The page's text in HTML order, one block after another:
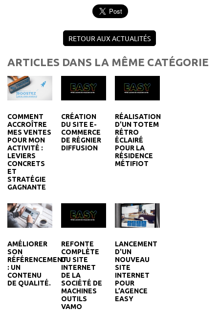
RETOUR AUX ACTUALITÉS
ARTICLES DANS LA MÊME CATÉGORIE
COMMENT
ACCROÎTRE
MES VENTES
POUR MON
ACTIVITÉ :
LEVIERS
CONCRETS
ET
STRATÉGIE
GAGNANTE
CRÉATION
DU SITE E-
COMMERCE
DE RÉGNIER
DIFFUSION
RÉALISATION
D'UN TOTEM
RÉTRO
ÉCLAIRÉ
POUR LA
RÉSIDENCE
MÉTIFIOT
AMÉLIORER
SON
RÉFÉRENCEMENT
: UN
CONTENU
DE QUALITÉ.
REFONTE
COMPLÈTE
DU SITE
INTERNET
DE LA
SOCIÉTÉ DE
MACHINES
OUTILS
VAMO
LANCEMENT
D'UN
NOUVEAU
SITE
INTERNET
POUR
L’AGENCE
EASY